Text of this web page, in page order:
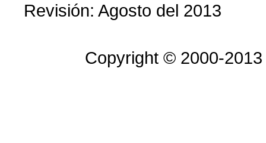
Revisión: Agosto del 2013
Copyright © 2000-